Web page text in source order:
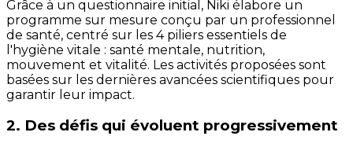
Grâce à un questionnaire initial, Niki élabore un
programme sur mesure conçu par un professionnel
de santé, centré sur les 4 piliers essentiels de
l'hygiène vitale : santé mentale, nutrition,
mouvement et vitalité. Les activités proposées sont
basées sur les dernières avancées scientifiques pour
garantir leur impact.
2. Des défis qui évoluent progressivement